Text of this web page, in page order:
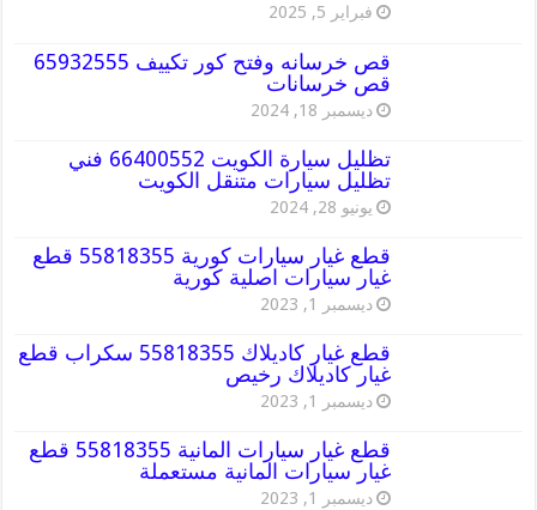
فبراير 5, 2025
قص خرسانه وفتح كور تكييف 65932555
قص خرسانات
ديسمبر 18, 2024
تظليل سيارة الكويت 66400552 فني
تظليل سيارات متنقل الكويت
يونيو 28, 2024
قطع غيار سيارات كورية 55818355 قطع
غيار سيارات اصلية كورية
ديسمبر 1, 2023
قطع غيار كاديلاك 55818355 سكراب قطع
غيار كاديلاك رخيص
ديسمبر 1, 2023
قطع غيار سيارات المانية 55818355 قطع
غيار سيارات المانية مستعملة
ديسمبر 1, 2023